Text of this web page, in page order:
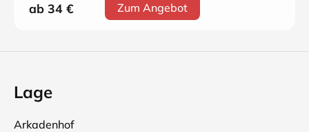
ab 34 € Zum Angebot
Lage
Arkadenhof